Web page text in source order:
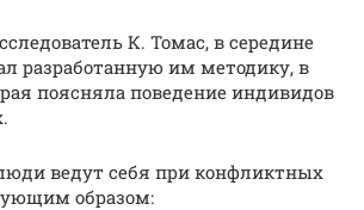
К. Томас, в середине
разработанную им методику, в
поясняла поведение индивидов
ведут себя при конфликтных
образом: